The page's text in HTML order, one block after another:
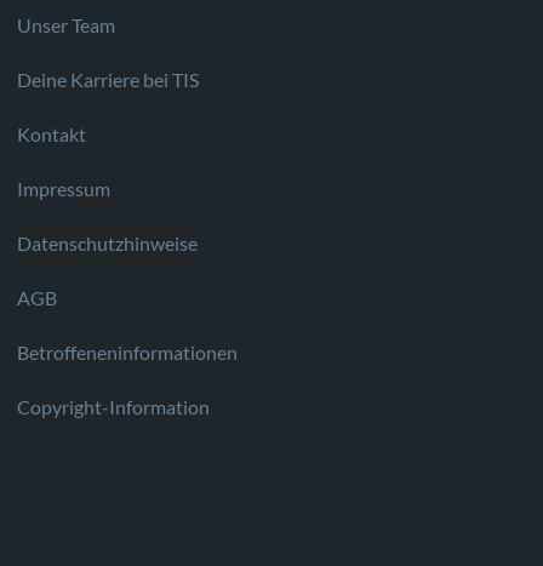
Unser Team
Deine Karriere bei TIS
Kontakt
Impressum
Datenschutzhinweise
AGB
Betroffeneninformationen
Copyright-Information